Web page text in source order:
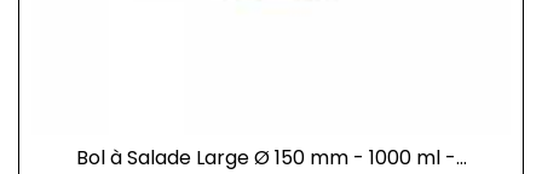
Bol à Salade Large Ø 150 mm - 1000 ml -...